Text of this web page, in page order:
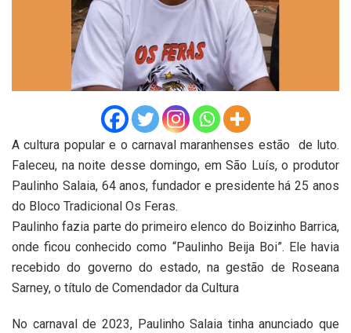
A cultura popular e o carnaval maranhenses estão de luto.
Faleceu, na noite desse domingo, em São Luís, o produtor
Paulinho Salaia, 64 anos, fundador e presidente há 25 anos
do Bloco Tradicional Os Feras.
Paulinho fazia parte do primeiro elenco do Boizinho Barrica,
onde ficou conhecido como “Paulinho Beija Boi”. Ele havia
recebido do governo do estado, na gestão de Roseana
Sarney, o título de Comendador da Cultura
No carnaval de 2023, Paulinho Salaia tinha anunciado que